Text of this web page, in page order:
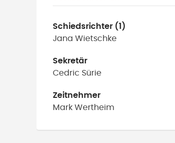
Schiedsrichter (1)
Jana Wietschke
Sekretär
Cedric Sürie
Zeitnehmer
Mark Wertheim